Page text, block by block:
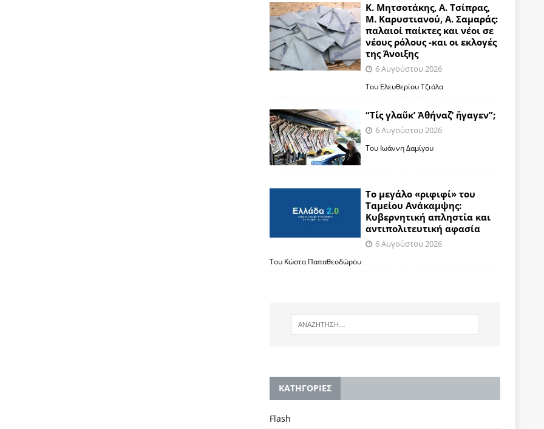
Κ. Μητσοτάκης, Α. Τσίπρας,
Μ. Καρυστιανού, Α. Σαμαράς:
παλαιοί παίκτες και νέοι σε
νέους ρόλους -και οι εκλογές
της Άνοιξης
6 Αυγούστου 2026
Του Ελευθερίου Τζιόλα
“Τίς γλαῦκ’ Ἀθήναζ’ ἤγαγεν”;
6 Αυγούστου 2026
Του Ιωάννη Δαμίγου
Το μεγάλο «ριφιφί» του
Ταμείου Ανάκαμψης:
Κυβερνητική απληστία και
αντιπολιτευτική αφασία
6 Αυγούστου 2026
Του Κώστα Παπαθεοδώρου
KΑΤΗΓΟΡΙΕΣ
Flash